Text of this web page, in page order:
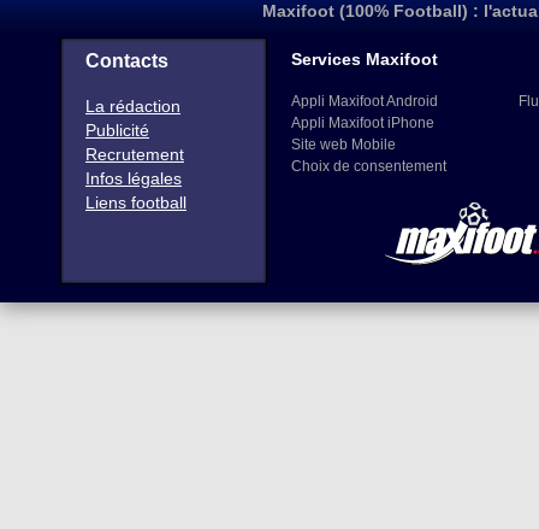
Maxifoot (100% Football) :
Contacts
La rédaction
Publicité
Recrutement
Infos légales
Liens football
Services Maxifoot
Appli Maxifoot Android
Appli Maxifoot iPhone
Site web Mobile
Choix de consentement